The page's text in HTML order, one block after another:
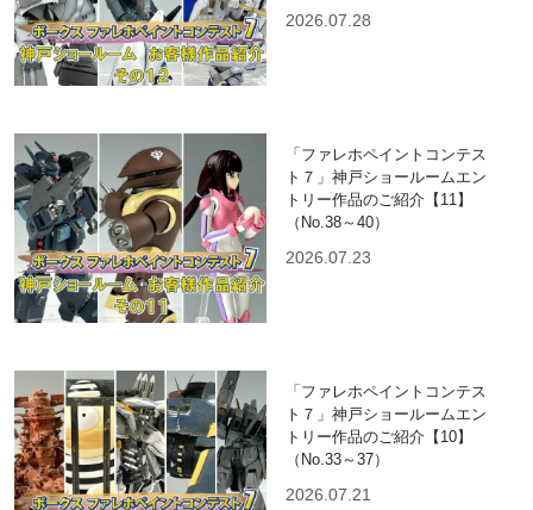
2026.07.28
「ファレホペイントコンテス
ト７」神戸ショールームエン
トリー作品のご紹介【11】
（No.38～40）
2026.07.23
「ファレホペイントコンテス
ト７」神戸ショールームエン
トリー作品のご紹介【10】
（No.33～37）
2026.07.21